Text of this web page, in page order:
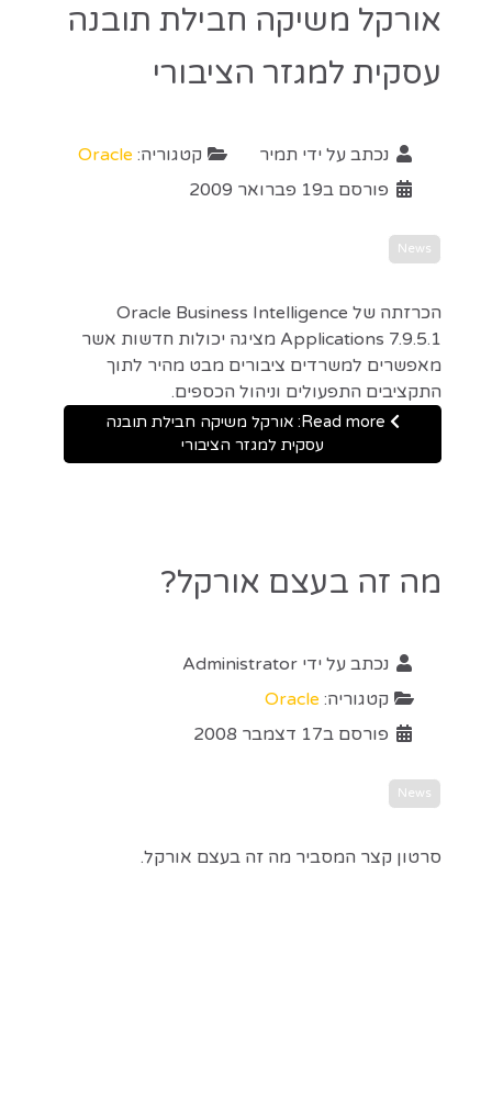
אורקל משיקה חבילת תובנה
עסקית למגזר הציבורי
נכתב על ידי תמיר קטגוריה: Oracle
פורסם ב19 פברואר 2009
News
הכרזתה של Oracle Business Intelligence
Applications 7.9.5.1 מציגה יכולות חדשות אשר
מאפשרים למשרדים ציבורים מבט מהיר לתוך
התקציבים התפעולים וניהול הכספים.
Read more: אורקל משיקה חבילת תובנה
עסקית למגזר הציבורי
מה זה בעצם אורקל?
נכתב על ידי Administrator
קטגוריה: Oracle
פורסם ב17 דצמבר 2008
News
סרטון קצר המסביר מה זה בעצם אורקל.